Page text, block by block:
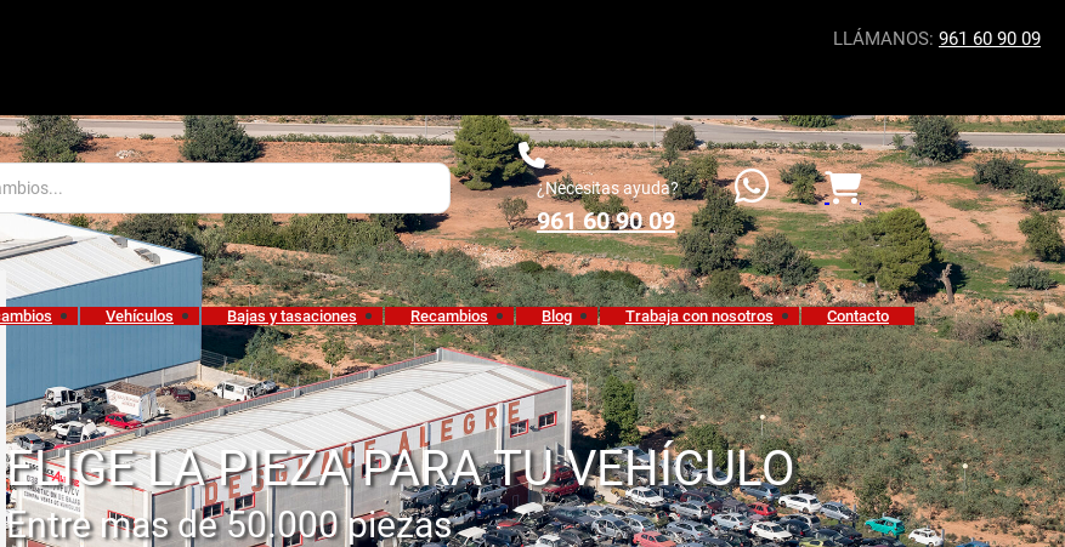
LLÁMANOS: 961 60 90 09
¿Necesitas ayuda?
961 60 90 09
Vehículos Bajas y tasaciones Recambios Blog Trabaja con nosotros Contacto
ELIGE LA PIEZA PARA TU VEHÍCULO
Entre mas de 50.000 piezas